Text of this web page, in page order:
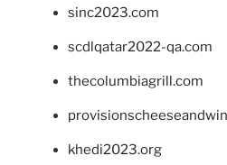
sinc2023.com
scdlqatar2022-qa.com
thecolumbiagrill.com
khedi2023.org